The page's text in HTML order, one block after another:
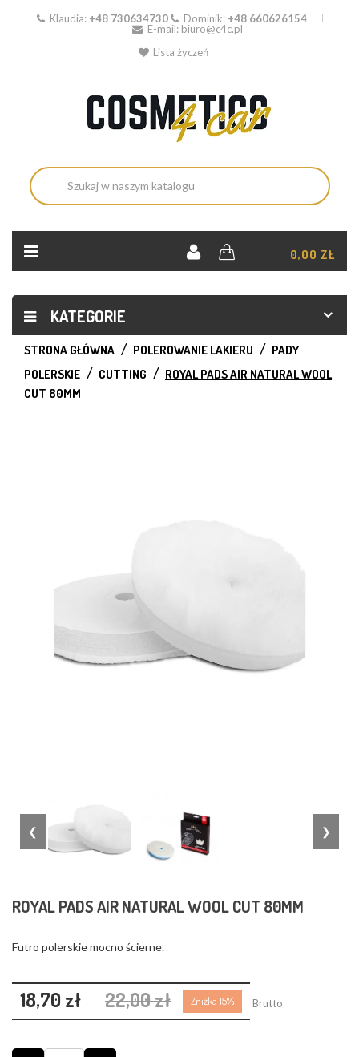
Klaudia: +48 730634730 Dominik: +48 660626154
E-mail: biuro@c4c.pl
Lista życzeń
0,00 ZŁ
KATEGORIE
STRONA GŁÓWNA POLEROWANIE LAKIERU
PADY
POLERSKIE
CUTTING
ROYAL PADS AIR NATURAL WOOL
CUT 80MM
❮ ❯
ROYAL PADS AIR NATURAL WOOL CUT 80MM
Futro polerskie mocno ścierne.
18,70 zł 22,00 zł Zniżka 15% Brutto